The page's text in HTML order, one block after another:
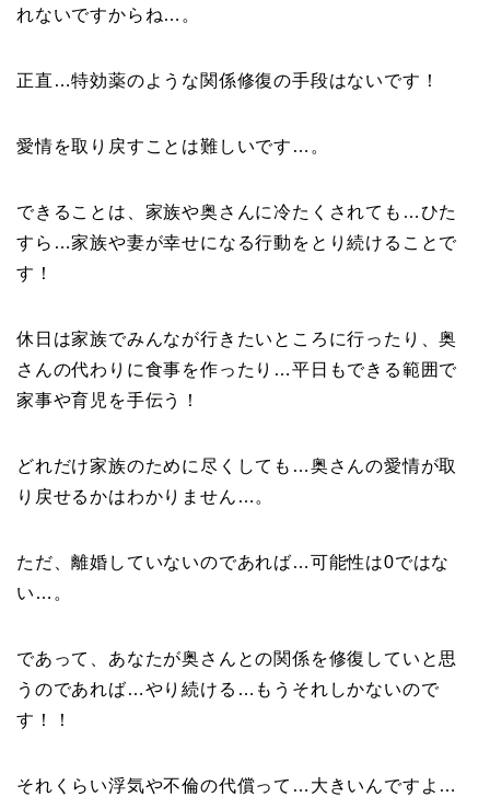
れないですからね…。
正直…特効薬のような関係修復の手段はないです！
愛情を取り戻すことは難しいです…。
できることは、家族や奥さんに冷たくされても…ひた
すら…家族や妻が幸せになる行動をとり続けることで
す！
休日は家族でみんなが行きたいところに行ったり、奥
さんの代わりに食事を作ったり…平日もできる範囲で
家事や育児を手伝う！
どれだけ家族のために尽くしても…奥さんの愛情が取
り戻せるかはわかりません…。
ただ、離婚していないのであれば…可能性は0ではな
い…。
であって、あなたが奥さんとの関係を修復していと思
うのであれば…やり続ける…もうそれしかないので
す！！
それくらい浮気や不倫の代償って…大きいんですよ…